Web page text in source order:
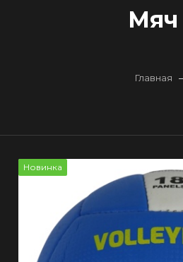
Мяч
Главная
Новинка